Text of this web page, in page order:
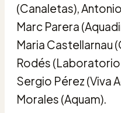
(Canaletas),
Marc Parera
Maria Castellarnau
Rodés (Laboratorio
Sergio Pérez (Viva
Morales (Aquam).